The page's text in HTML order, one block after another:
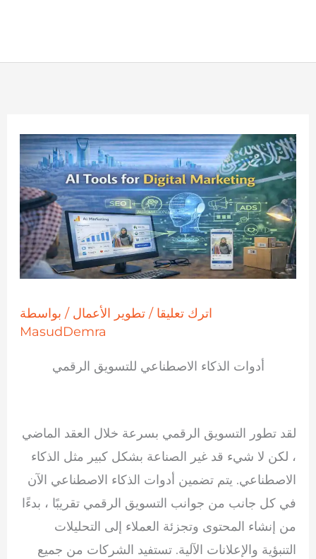
اترك تعليقا / تطوير الأعمال / بواسطة
MasudDemra
أدوات الذكاء الاصطناعي للتسويق الرقمي
لقد تطور التسويق الرقمي بسرعة خلال العقد الماضي
، لكن لا شيء قد غير الصناعة بشكل كبير مثل الذكاء
الاصطناعي. يتم تضمين أدوات الذكاء الاصطناعي الآن
في كل جانب من جوانب التسويق الرقمي تقريبًا ، بدءًا
من إنشاء المحتوى وتجزئة العملاء إلى التحليلات
التنبؤية والإعلانات الآلية. تستفيد الشركات من جميع